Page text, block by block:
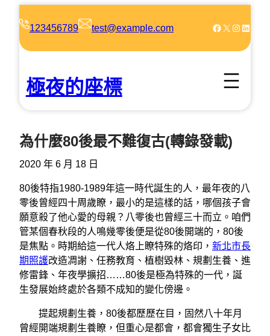
123456789 test@example.com Facebook X Instagram LinkedIn
極夜的座標
為什麼80後最不難復古(轉錄發載)
2020 年 6 月 18 日
80後特指1980-1989年這一時代誕生的人，最年夜的八
零後曾經四十周歲瞭，最小的是這樣的話，哪個孩子會
願意殺了他心愛的母親？八零後也曾經三十而立。咱們
管某個春秋段的人鳴幾零後便是從80後開端的，80後
是焦點。時期給這一代人烙上瞭特殊的烙印， 新北市長
期照護改造凋謝、任務教育、植樹毀林、規劃生養、進
修雷鋒、年夜學擴招……80後是極為特殊的一代，誕
生發展始終處於各類不成知的變化傍邊。
提起規劃生養，80後都歷歷在目，固然八十年月
曾經開端規劃生養瞭，但重心是都會，都會獨生子女比